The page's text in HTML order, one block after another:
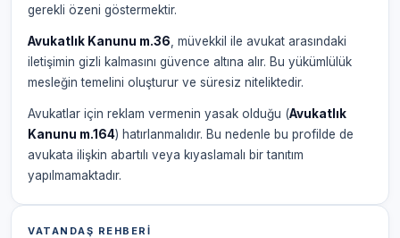
gerekli özeni göstermektir.
Avukatlık Kanunu m.36 , müvekkil ile avukat arasındaki
iletişimin gizli kalmasını güvence altına alır. Bu yükümlülük
mesleğin temelini oluşturur ve süresiz niteliktedir.
Avukatlar için reklam vermenin yasak olduğu (Avukatlık
Kanunu m.164) hatırlanmalıdır. Bu nedenle bu profilde de
avukata ilişkin abartılı veya kıyaslamalı bir tanıtım
yapılmamaktadır.
VATANDAŞ REHBERI